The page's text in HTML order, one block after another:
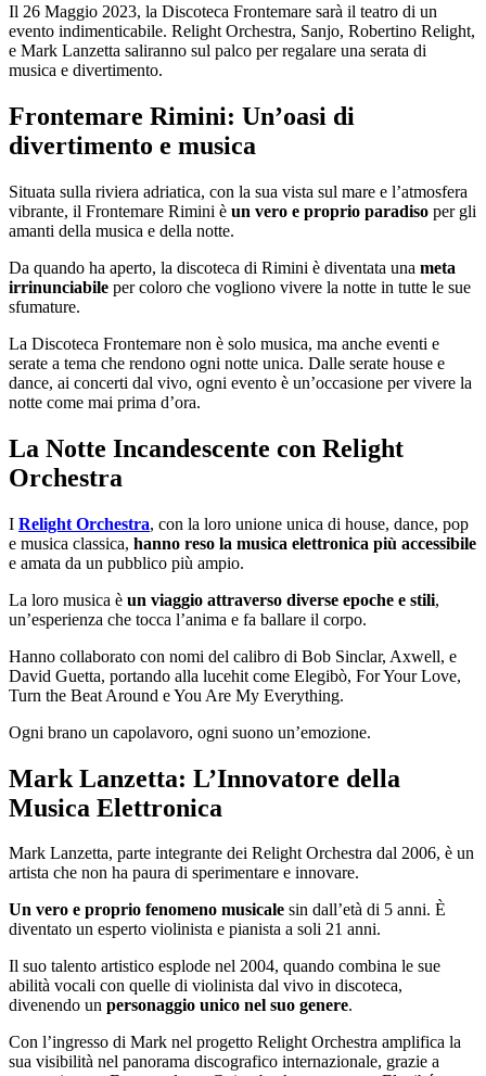
Il 26 Maggio 2023, la Discoteca Frontemare sarà il teatro di un
evento indimenticabile. Relight Orchestra, Sanjo, Robertino Relight,
e Mark Lanzetta saliranno sul palco per regalare una serata di
musica e divertimento.
Frontemare Rimini: Un’oasi di
divertimento e musica
Situata sulla riviera adriatica, con la sua vista sul mare e l’atmosfera
vibrante, il Frontemare Rimini è un vero e proprio paradiso per gli
amanti della musica e della notte.
Da quando ha aperto, la discoteca di Rimini è diventata una meta
irrinunciabile per coloro che vogliono vivere la notte in tutte le sue
sfumature.
La Discoteca Frontemare non è solo musica, ma anche eventi e
serate a tema che rendono ogni notte unica. Dalle serate house e
dance, ai concerti dal vivo, ogni evento è un’occasione per vivere la
notte come mai prima d’ora.
La Notte Incandescente con Relight
Orchestra
I Relight Orchestra, con la loro unione unica di house, dance, pop
e musica classica, hanno reso la musica elettronica più accessibile
e amata da un pubblico più ampio.
La loro musica è un viaggio attraverso diverse epoche e stili,
un’esperienza che tocca l’anima e fa ballare il corpo.
Hanno collaborato con nomi del calibro di Bob Sinclar, Axwell, e
David Guetta, portando alla lucehit come Elegibò, For Your Love,
Turn the Beat Around e You Are My Everything.
Ogni brano un capolavoro, ogni suono un’emozione.
Mark Lanzetta: L’Innovatore della
Musica Elettronica
Mark Lanzetta, parte integrante dei Relight Orchestra dal 2006, è un
artista che non ha paura di sperimentare e innovare.
Un vero e proprio fenomeno musicale sin dall’età di 5 anni. È
diventato un esperto violinista e pianista a soli 21 anni.
Il suo talento artistico esplode nel 2004, quando combina le sue
abilità vocali con quelle di violinista dal vivo in discoteca,
divenendo un personaggio unico nel suo genere.
Con l’ingresso di Mark nel progetto Relight Orchestra amplifica la
sua visibilità nel panorama discografico internazionale, grazie a